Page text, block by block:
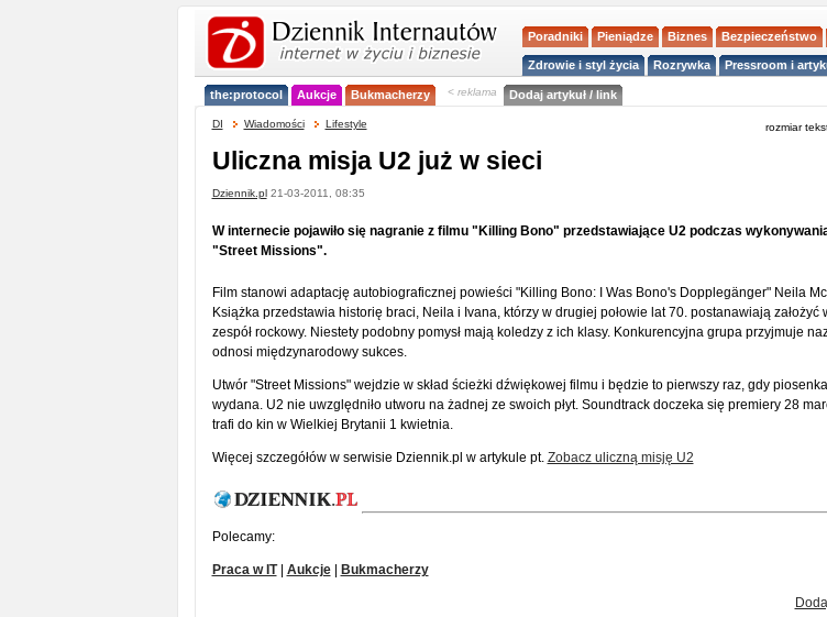
Poradniki Pieniądze Biznes Bezpieczeństwo
Zdrowie i styl życia Rozrywka Pressroom i
the:protocol Aukcje Bukmacherzy < reklama Dodaj artykuł / link
DI Wiadomości Lifestyle rozmiar
Uliczna misja U2 już w sieci
Dziennik.pl21-03-2011, 08:35
W internecie pojawiło się nagranie z filmu "Killing Bono" przedstawiające U2 podczas
"Street Missions".
Film stanowi adaptację autobiograficznej powieści "Killing Bono: I Was Bono's Dopplegänger" Neila
Książka przedstawia historię braci, Neila i Ivana, którzy w drugiej połowie lat 70. postanawiają założyć
zespół rockowy. Niestety podobny pomysł mają koledzy z ich klasy. Konkurencyjna grupa przyjmuje
odnosi międzynarodowy sukces.
Utwór "Street Missions" wejdzie w skład ścieżki dźwiękowej filmu i będzie to pierwszy raz, gdy
wydana. U2 nie uwzględniło utworu na żadnej ze swoich płyt. Soundtrack doczeka się premiery 28
trafi do kin w Wielkiej Brytanii 1 kwietnia.
Więcej szczegółów w serwisie Dziennik.pl w artykule pt. Zobacz uliczną misję U2
Polecamy:
Praca w IT| Aukcje| Bukmacherzy